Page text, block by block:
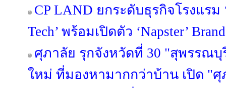
CP LAND ยกระดับธุรกิจโรงแรม
Tech’ พร้อมเปิดตัว ‘Napster’
ศุภาลัย รุกจังหวัดที่ 30 "สุพรรณบุ
ใหม่ ที่มองหามากกว่าบ้าน เปิด "